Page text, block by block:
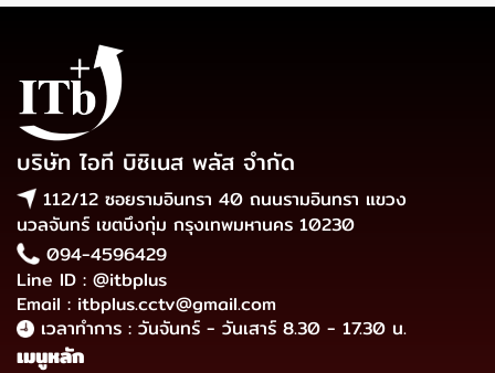
บริษัท ไอที บิซิเนส พลัส จำกัด
112/12 ซอยรามอินทรา 40 ถนนรามอินทรา แขวง
นวลจันทร์ เขตบึงกุ่ม กรุงเทพมหานคร 10230
094-4596429
Line ID : @itbplus
Email : itbplus.cctv@gmail.com
เวลาทำการ : วันจันทร์ - วันเสาร์ 8.30 - 17.30 น.
เมนูหลัก